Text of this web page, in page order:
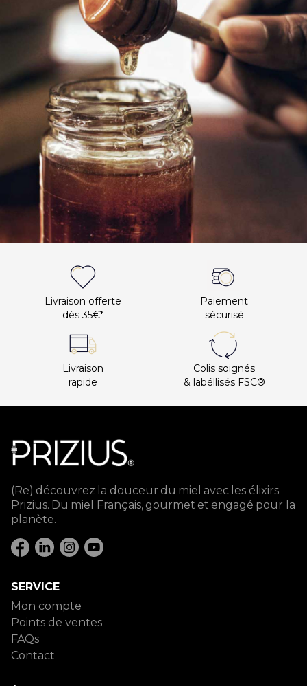
Livraison offerte
dès 35€*
Paiement
sécurisé
Livraison
rapide
Colis soignés
& labéllisés FSC®
(Re) découvrez la douceur du miel avec les élixirs
Prizius. Du miel Français, gourmet et engagé pour la
planète.
SERVICE
Mon compte
Points de ventes
FAQs
Contact